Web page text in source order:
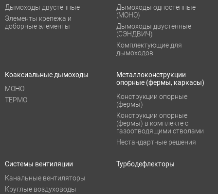
Дымоходы двустенные
Элементы крепежа и
доборные элементы
Дымоходы одностенные
(МОНО)
Дымоходы двустенные
(СЭНДВИЧ)
Комплектующие для
дымоходов
Коаксиальные дымоходы
МОНО
ТЕРМО
Металлоконструкции
опорные (фермы, каркасы)
Конструкции опорные
(фермы)
Конструкции опорные
(фермы) в комплекте с
газоотводящими стволами
Нестандартные решения
Системы вентиляции
Канальные вентиляторы
Круглые воздуховоды
Турбодефлекторы